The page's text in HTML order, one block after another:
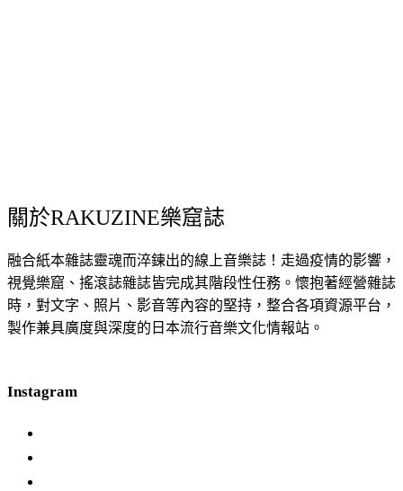
關於RAKUZINE樂窟誌
融合紙本雜誌靈魂而淬鍊出的線上音樂誌！走過疫情的影響，
視覺樂窟、搖滾誌雜誌皆完成其階段性任務。懷抱著經營雜誌
時，對文字、照片、影音等內容的堅持，整合各項資源平台，
製作兼具廣度與深度的日本流行音樂文化情報站。
Instagram